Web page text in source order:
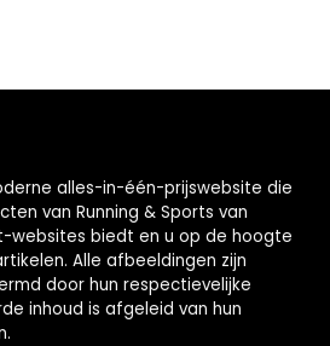
alles-in-één-prijswebsite die
van Running & Sports van
websites biedt en u op de hoogte
Alle afbeeldingen zijn
door hun respectievelijke
inhoud is afgeleid van hun